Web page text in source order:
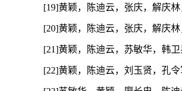
[19]黄颖，陈迪云，张庆，解庆
[20]黄颖，陈迪云，张庆，解庆
[21]黄颖，陈迪云，苏敏华，韩
[22]黄颖，陈迪云，刘玉贤，孔